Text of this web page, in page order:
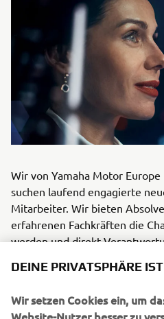
Wir von Yamaha Motor
suchen laufend engagierte
Mitarbeiter. Wir bieten
erfahrenen Fachkräften die
werden und direkt
Sollten Sie Interesse an einer
Yamaha Motor Europe Robotik
DEINE PRIVATSPHÄRE
Wir setzen Cookies ein, um